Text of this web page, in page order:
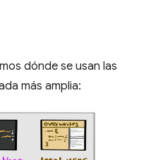
dónde se usan las
más amplia: